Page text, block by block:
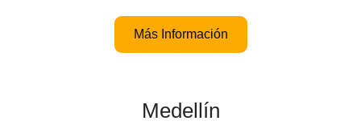
Más Información
Medellín